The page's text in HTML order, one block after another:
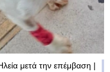
μετά την επέμβαση |